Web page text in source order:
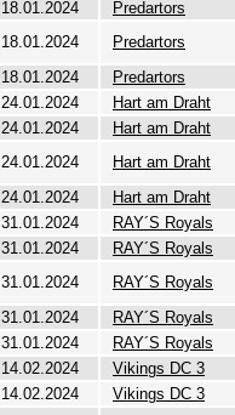
18.01.2024
Predartors
18.01.2024
Predartors
18.01.2024
Predartors
24.01.2024
Hart am Draht
24.01.2024
Hart am Draht
24.01.2024
Hart am Draht
24.01.2024
Hart am Draht
31.01.2024
RAY´S Royals
31.01.2024
RAY´S Royals
31.01.2024
RAY´S Royals
31.01.2024
RAY´S Royals
31.01.2024
RAY´S Royals
14.02.2024
Vikings DC 3
14.02.2024
Vikings DC 3